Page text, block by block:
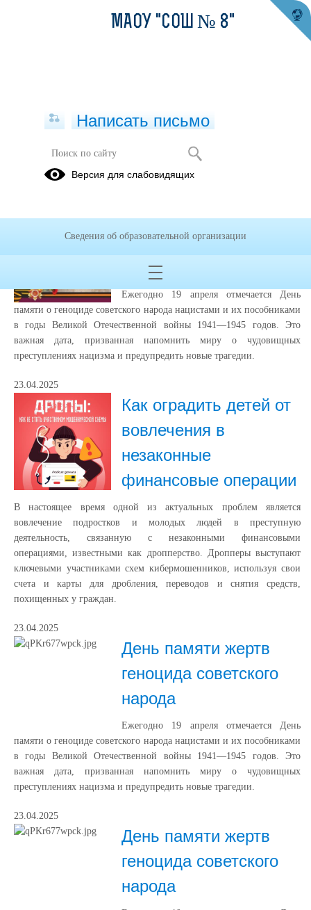
Публикации за 23.04.2025
День памяти жертв
геноцида советского
народа
Ежегодно 19 апреля отмечается День
памяти о геноциде советского народа нацистами и их пособниками
в годы Великой Отечественной войны 1941—1945 годов. Это
важная дата, призванная напомнить миру о чудовищных
преступлениях нацизма и предупредить новые трагедии.
23.04.2025
Как оградить детей от
вовлечения в
незаконные
финансовые операции
В настоящее время одной из актуальных проблем является
вовлечение подростков и молодых людей в преступную
деятельность, связанную с незаконными финансовыми
операциями, известными как дропперство. Дропперы выступают
ключевыми участниками схем кибермошенников, используя свои
счета и карты для дробления, переводов и снятия средств,
похищенных у граждан.
23.04.2025
День памяти жертв
геноцида советского
народа
Ежегодно 19 апреля отмечается День
памяти о геноциде советского народа нацистами и их пособниками
в годы Великой Отечественной войны 1941—1945 годов. Это
важная дата, призванная напомнить миру о чудовищных
преступлениях нацизма и предупредить новые трагедии.
23.04.2025
День памяти жертв
геноцида советского
народа
МАОУ "СОШ № 8"
Написать письмо
Версия для слабовидящих
Сведения об образовательной организации